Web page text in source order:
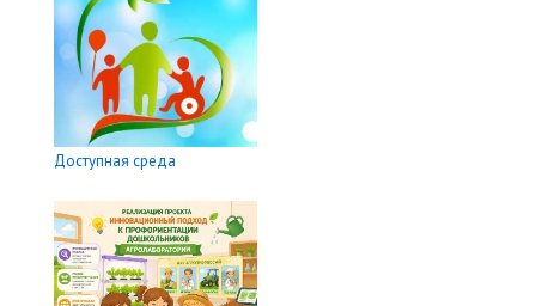
Доступная среда